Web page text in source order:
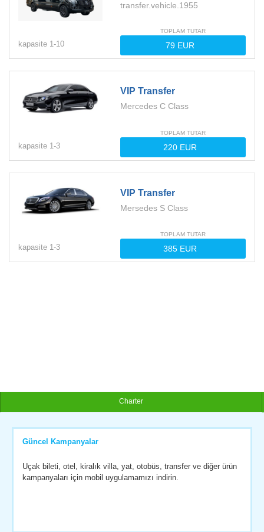
transfer.vehicle.1955
kapasite 1-10
TOPLAM TUTAR
VIP Transfer
Mercedes C Class
kapasite 1-3
TOPLAM TUTAR
VIP Transfer
Mersedes S Class
kapasite 1-3
TOPLAM TUTAR
Charter
Güncel Kampanyalar
Uçak bileti, otel, kiralık villa, yat, otobüs, transfer ve diğer ürün
kampanyaları için mobil uygulamamızı indirin.